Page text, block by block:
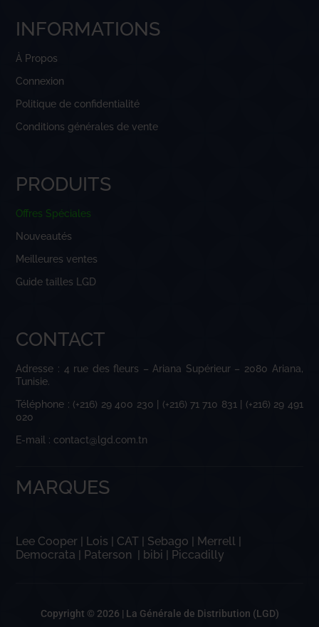
INFORMATIONS
À Propos
Connexion
Politique de confidentialité
Conditions générales de vente
PRODUITS
Offres Spéciales
Nouveautés
Meilleures ventes
Guide tailles LGD
CONTACT
Adresse : 4 rue des fleurs – Ariana Supérieur – 2080 Ariana,
Tunisie.
Téléphone : (+216) 29 400 230 | (+216) 71 710 831 | (+216) 29 491
020
E-mail : contact@lgd.com.tn
MARQUES
Lee Cooper | Lois | CAT | Sebago | Merrell |
Democrata | Paterson | bibi | Piccadilly
Copyright © 2026 | La Générale de Distribution (LGD)